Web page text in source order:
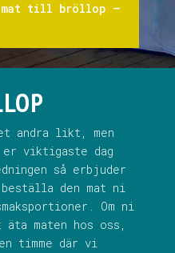
mat till bröllop –
andra likt, men
viktigaste dag
så erbjuder
den mat ni
Om ni
maten hos oss,
timme där vi